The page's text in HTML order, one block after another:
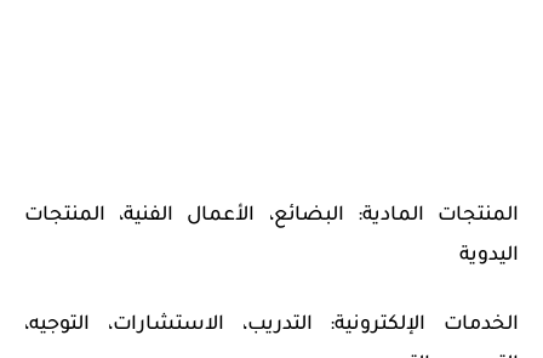
المنتجات المادية: البضائع، الأعمال الفنية، المنتجات
اليدوية
الخدمات الإلكترونية: التدريب، الاستشارات، التوجيه،